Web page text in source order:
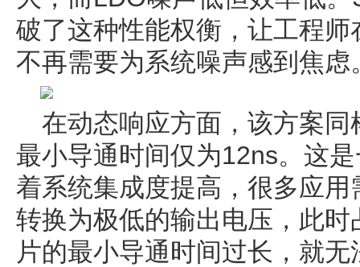
破了这种性能权衡，让工程
不再需要为系统噪声感到焦虑
在动态响应方面，该方案
最小导通时间仅为12ns。这
着系统集成度提高，很多应
转换为极低的输出电压，此
片的最小导通时间过长，就